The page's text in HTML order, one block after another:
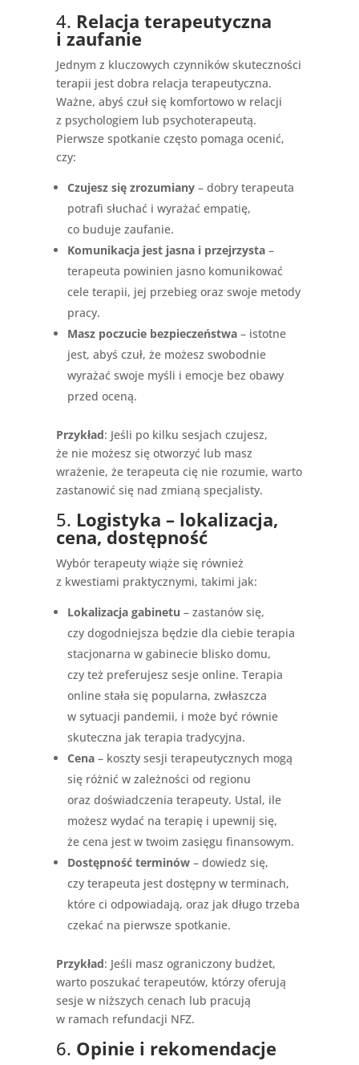
4. Relacja terapeutyczna
i zaufanie
Jednym z kluczowych czynników skuteczności
terapii jest dobra relacja terapeutyczna.
Ważne, abyś czuł się komfortowo w relacji
z psychologiem lub psychoterapeutą.
Pierwsze spotkanie często pomaga ocenić,
czy:
Czujesz się zrozumiany– dobry terapeuta
potrafi słuchać i wyrażać empatię,
co buduje zaufanie.
Komunikacja jest jasna i przejrzysta–
terapeuta powinien jasno komunikować
cele terapii, jej przebieg oraz swoje metody
pracy.
Masz poczucie bezpieczeństwa– istotne
jest, abyś czuł, że możesz swobodnie
wyrażać swoje myśli i emocje bez obawy
przed oceną.
Przykład: Jeśli po kilku sesjach czujesz,
że nie możesz się otworzyć lub masz
wrażenie, że terapeuta cię nie rozumie, warto
zastanowić się nad zmianą specjalisty.
5. Logistyka – lokalizacja,
cena, dostępność
Wybór terapeuty wiąże się również
z kwestiami praktycznymi, takimi jak:
Lokalizacja gabinetu – zastanów się,
czy dogodniejsza będzie dla ciebie terapia
stacjonarna w gabinecie blisko domu,
czy też preferujesz sesje online. Terapia
online stała się popularna, zwłaszcza
w sytuacji pandemii, i może być równie
skuteczna jak terapia tradycyjna.
Cena– koszty sesji terapeutycznych mogą
się różnić w zależności od regionu
oraz doświadczenia terapeuty. Ustal, ile
możesz wydać na terapię i upewnij się,
że cena jest w twoim zasięgu finansowym.
Dostępność terminów– dowiedz się,
czy terapeuta jest dostępny w terminach,
które ci odpowiadają, oraz jak długo trzeba
czekać na pierwsze spotkanie.
Przykład: Jeśli masz ograniczony budżet,
warto poszukać terapeutów, którzy oferują
sesje w niższych cenach lub pracują
w ramach refundacji NFZ.
6. Opinie i rekomendacje